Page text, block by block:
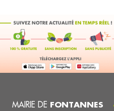
MAIRIE DE FONTANNES